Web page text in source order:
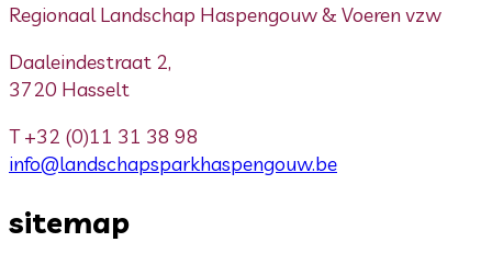
Regionaal Landschap Haspengouw & Voeren vzw
Daaleindestraat 2,
3720 Hasselt
T+32 (0)11 31 38 98
info@landschapsparkhaspengouw.be
sitemap